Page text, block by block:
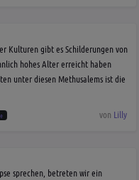
Kulturen gibt es Schilderungen von
hohes Alter erreicht haben
unter diesen Methusalems ist die
von Lilly
sprechen, betreten wir ein